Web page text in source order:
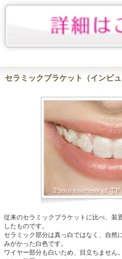
セラミックブラケット（インビュ
従来のセラミックブラケットに比べ、装
したものです。
セラミック部分は真っ白ではなく、自然
みがかった白色です。
ワイヤー部分も白いため、目立ちません。